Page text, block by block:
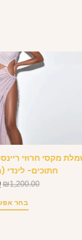
מקסי חרוזי
חתוכים- לינדי
₪1,200.00
בחר